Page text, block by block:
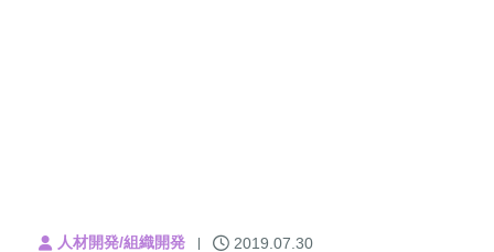
人材開発/組織開発 2019.07.30